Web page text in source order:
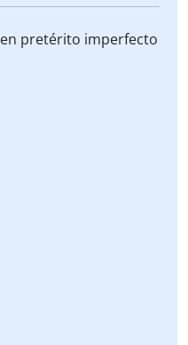
en pretérito imperfecto